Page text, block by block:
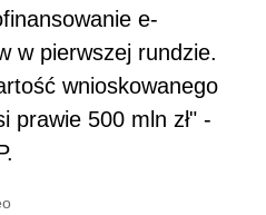
e-
w pierwszej rundzie.
wnioskowanego
prawie 500 mln zł" -